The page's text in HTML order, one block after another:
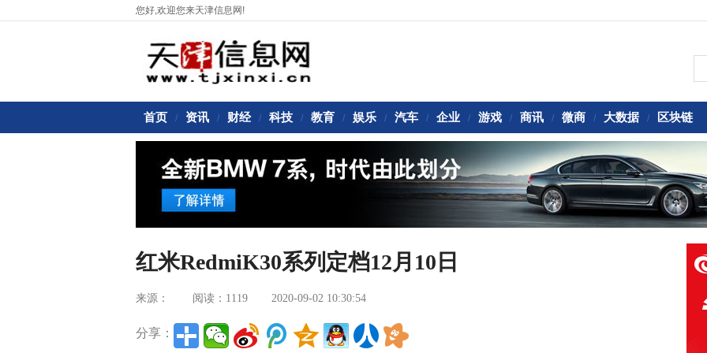
您好,欢迎您来天津信息网!
首页 / 资讯 / 财经 / 科技 / 教育 / 娱乐 / 汽车 / 企业 / 游戏 / 商讯 / 微商 / 大数据 / 区块链
红米RedmiK30系列定档12月10日
来源： 阅读：1119 2020-09-02 10:30:54
分享：